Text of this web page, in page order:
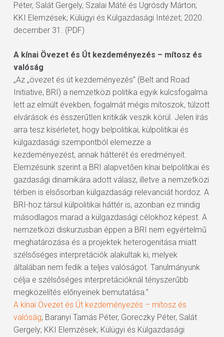
Péter, Salát Gergely, Szalai Máté és Ugrósdy Márton;
KKI Elemzések; Külügyi és Külgazdasági Intézet; 2020.
december 31. (PDF)
A kínai Övezet és Út kezdeményezés – mítosz és
valóság
„Az „övezet és út kezdeményezés” (Belt and Road
Initiative, BRI) a nemzetközi politika egyik kulcsfogalma
lett az elmúlt években, fogalmát mégis mítoszok, túlzott
elvárások és ésszerűtlen kritikák veszik körül. Jelen írás
arra tesz kísérletet, hogy belpolitikai, külpolitikai és
külgazdasági szempontból elemezze a
kezdeményezést, annak hátterét és eredményeit.
Elemzésünk szerint a BRI alapvetően kínai belpolitikai és
gazdasági dinamikára adott válasz, illetve a nemzetközi
térben is elsősorban külgazdasági relevanciát hordoz. A
BRI-hoz társul külpolitikai háttér is, azonban ez mindig
másodlagos marad a külgazdasági célokhoz képest. A
nemzetközi diskurzusban éppen a BRI nem egyértelmű
meghatározása és a projektek heterogenitása miatt
szélsőséges interpretációk alakultak ki, melyek
általában nem fedik a teljes valóságot. Tanulmányunk
célja e szélsőséges interpretációknál tényszerűbb
megközelítés előnyeinek bemutatása.”
A kínai Övezet és Út kezdeményezés – mítosz és
valóság; Baranyi Tamás Péter, Goreczky Péter, Salát
Gergely; KKI Elemzések; Külügyi és Külgazdasági